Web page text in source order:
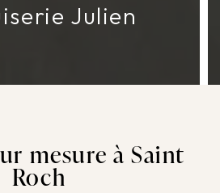
Julien
mesure à Saint
Roch